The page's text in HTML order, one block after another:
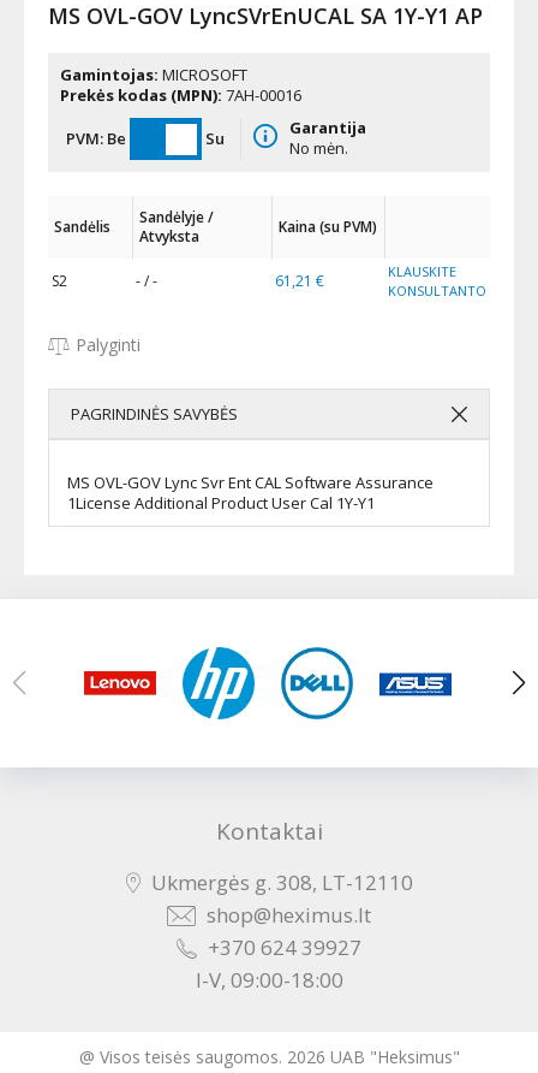
MS OVL-GOV LyncSVrEnUCAL SA 1Y-Y1 AP
Gamintojas: MICROSOFT
Prekės kodas (MPN): 7AH-00016
PVM: Be Su
Garantija
No mėn.
Sandėlis
Sandėlyje /
Atvyksta
Kaina (su PVM)
S2 - / - 61,21 €
KLAUSKITE
KONSULTANTO
Palyginti
PAGRINDINĖS SAVYBĖS
MS OVL-GOV Lync Svr Ent CAL Software Assurance
1License Additional Product User Cal 1Y-Y1
Kontaktai
Ukmergės g. 308, LT-12110
shop@heximus.lt
+370 624 39927
I-V, 09:00-18:00
@ Visos teisės saugomos. 2026 UAB "Heksimus"